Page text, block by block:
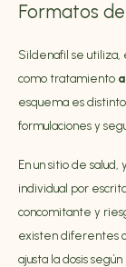
Formatos
Sildenafil se utiliza,
como tratamiento
esquema es
formulaciones y
En un sitio de
individual por
concomitante y
existen diferentes
ajusta la dosis